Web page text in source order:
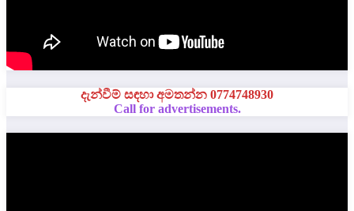
දැන්වීම් සඳහා අමතන්න 0774748930
Call for advertisements.